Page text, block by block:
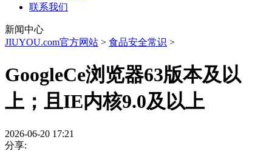
联系我们
新闻中心
JIUYOU.com官方网站 > 食品安全常识 >
GoogleCe浏览器63版本及以
上；且IE内核9.0及以上
2026-06-20 17:21
分享: